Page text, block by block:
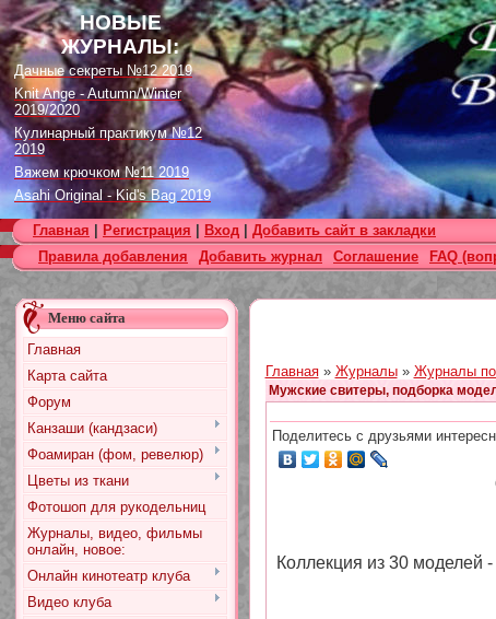
НОВЫЕ
ЖУРНАЛЫ:
Дачные секреты №12 2019
Knit Ange - Autumn/Winter
2019/2020
Кулинарный практикум №12
2019
Вяжем крючком №11 2019
Asahi Original - Kid's Bag 2019
Цветок. Спецвыпуск №4 2019
Designs in Machine Embroidery
№116 2019
Burda Örgü dergisi №2 2019
Loopy Mango Knitting: 34
Fashionable Pieces You Can
Make in a Day
Craft Stamper - January 2020
Главная Регистрация Вход Добавить сайт в закладки
Правила добавления
Добавить журнал Соглашение FAQ
Меню сайта
Главная
Карта сайта
Форум
Канзаши (кандзаси)
Фоамиран (фом, ревелюр)
Цветы из ткани
Фотошоп для рукодельниц
Журналы, видео, фильмы
онлайн, новое:
Онлайн кинотеатр клуба
Видео клуба
Главная» Журналы» Журналы
Мужские свитеры, подборка
Поделитесь с друзьями
Коллекция из 30 моделей